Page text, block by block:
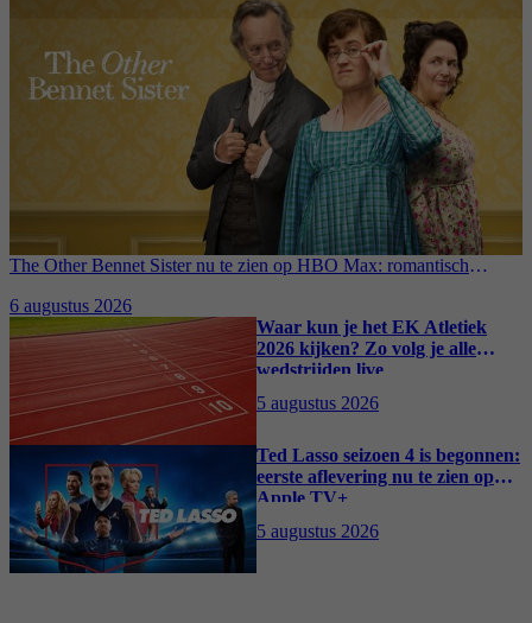
The Other Bennet Sister nu te zien op HBO Max: romantisch
6 augustus 2026
Waar kun je het EK Atletiek
2026 kijken? Zo volg je alle
wedstrijden live
5 augustus 2026
Ted Lasso seizoen 4 is begonnen:
eerste aflevering nu te zien op
Apple TV+
5 augustus 2026